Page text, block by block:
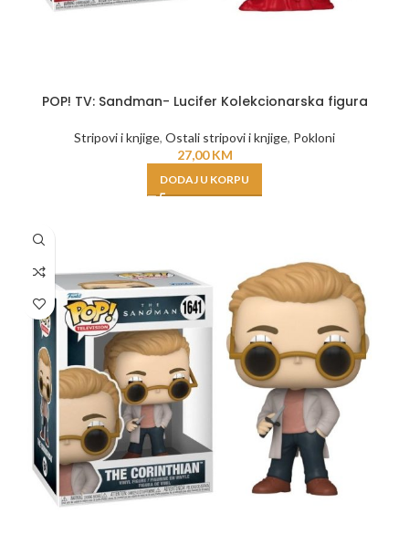
POP! TV: Sandman- Lucifer Kolekcionarska figura
Stripovi i knjige, Ostali stripovi i knjige, Pokloni
27,00KM
DODAJ U KORPU